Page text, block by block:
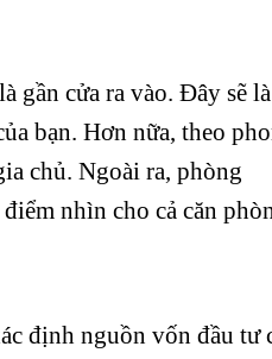
gần cửa ra vào. Đây sẽ là
bạn. Hơn nữa, theo
chủ. Ngoài ra, phòng
nhìn cho cả căn
định nguồn vốn đầu tư